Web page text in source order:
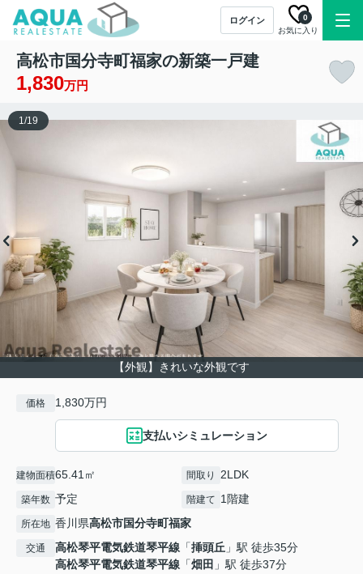
ログイン
お気に入り
0
高松市国分寺町福家の新築一戸建
1,830万円
【外観】きれいな外観です
1/19
価格 1,830万円
支払いシミュレーション
建物面積65.41㎡ 間取り 2LDK
築年数 予定 階建て 1階建
所在地 香川県高松市国分寺町福家
交通 高松琴平電気鉄道琴平線 「挿頭丘 」駅 徒歩35分
高松琴平電気鉄道琴平線 「畑田 」駅 徒歩37分